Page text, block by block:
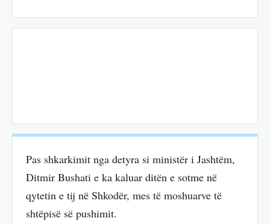
Pas shkarkimit nga detyra si ministër i Jashtëm,
Ditmir Bushati e ka kaluar ditën e sotme në
qytetin e tij në Shkodër, mes të moshuarve të
shtëpisë së pushimit.